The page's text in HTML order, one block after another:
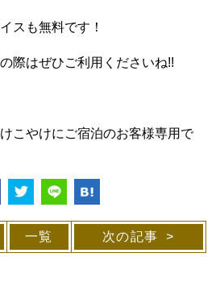
スも無料です！
際はぜひご利用くださいね!!
こやけにご宿泊のお客様専用で
一覧 次の記事